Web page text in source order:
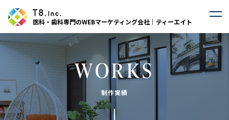
医科・歯科専門のWEBマーケティング会社｜ティーエイト
WORKS
制作実績